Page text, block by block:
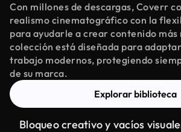
Con millones de descargas, Coverr
realismo cinematográfico con la
para ayudarle a crear contenido más
colección está diseñada para
trabajo modernos, protegiendo
de su marca.
Explorar biblioteca
Bloqueo creativo y vacíos